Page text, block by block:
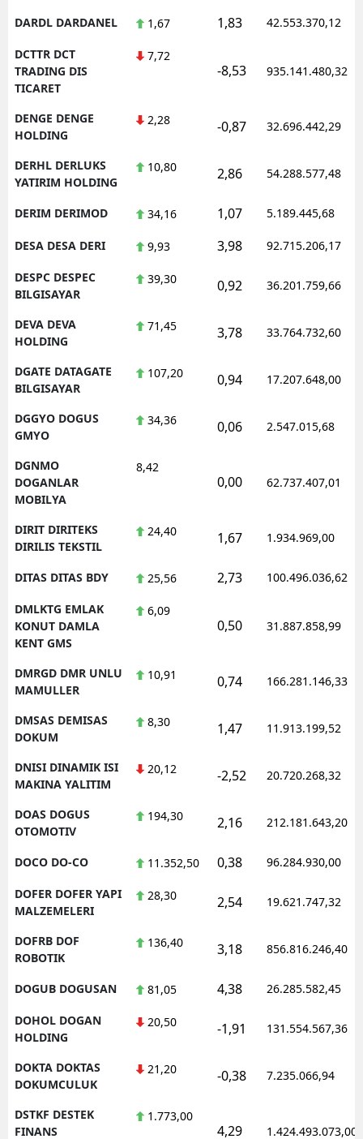
DARDL DARDANEL 1,67 1,83 42.553.370,12
DCTTR DCT
TRADING DIS
TICARET
7,72
-8,53 935.141.480,32
DENGE DENGE
HOLDING
2,28 -0,87 32.696.442,29
DERHL DERLUKS
YATIRIM HOLDING
10,80 2,86 54.288.577,48
DERIM DERIMOD 34,16 1,07 5.189.445,68
DESA DESA DERI 9,93 3,98 92.715.206,17
DESPC DESPEC
BILGISAYAR
39,30 0,92 36.201.759,66
DEVA DEVA
HOLDING
71,45 3,78 33.764.732,60
DGATE DATAGATE
BILGISAYAR
107,20 0,94 17.207.648,00
DGGYO DOGUS
GMYO
34,36 0,06 2.547.015,68
DGNMO
DOGANLAR
MOBILYA
8,42
0,00 62.737.407,01
DIRIT DIRITEKS
DIRILIS TEKSTIL
24,40 1,67 1.934.969,00
DITAS DITAS BDY 25,56 2,73 100.496.036,62
DMLKTG EMLAK
KONUT DAMLA
KENT GMS
6,09
0,50 31.887.858,99
DMRGD DMR UNLU
MAMULLER
10,91 0,74 166.281.146,33
DMSAS DEMISAS
DOKUM
8,30 1,47 11.913.199,52
DNISI DINAMIK ISI
MAKINA YALITIM
20,12 -2,52 20.720.268,32
DOAS DOGUS
OTOMOTIV
194,30 2,16 212.181.643,20
DOCO DO-CO 11.352,50 0,38 96.284.930,00
DOFER DOFER YAPI
MALZEMELERI
28,30 2,54 19.621.747,32
DOFRB DOF
ROBOTIK
136,40 3,18 856.816.246,40
DOGUB DOGUSAN 81,05 4,38 26.285.582,45
DOHOL DOGAN
HOLDING
20,50 -1,91 131.554.567,36
DOKTA DOKTAS
DOKUMCULUK
21,20 -0,38 7.235.066,94
DSTKF DESTEK
FINANS
1.773,00
4,29 1.424.493.073,00